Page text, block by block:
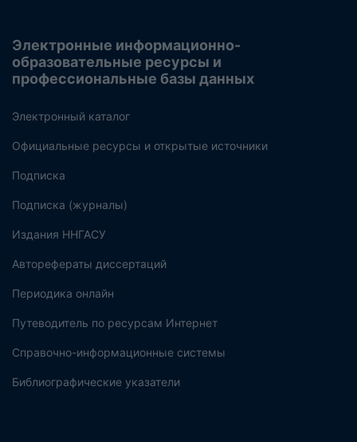
Электронные информационно-
образовательные ресурсы и
профессиональные базы данных
Электронный каталог
Официальные ресурсы и открытые источники
Подписка
Подписка (журналы)
Издания ННГАСУ
Авторефераты диссертаций
Периодика онлайн
Путеводитель по ресурсам Интернет
Справочно-информационные системы
Библиографические указатели